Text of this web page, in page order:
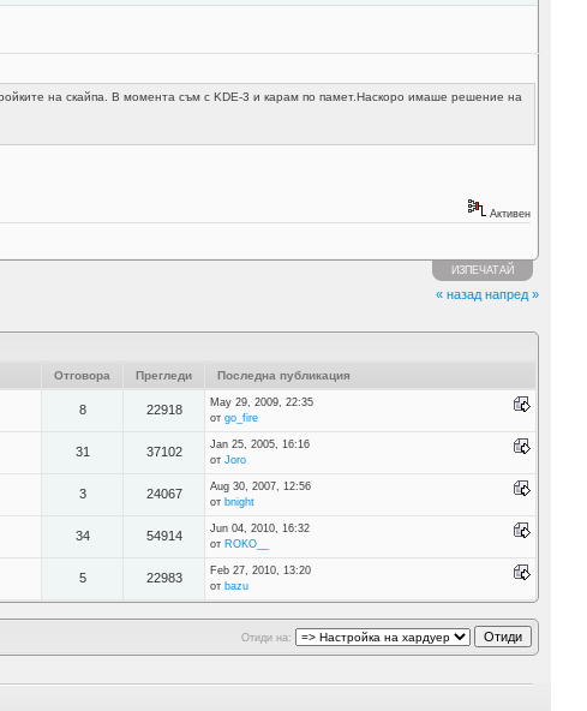
на скайпа. В момента съм с KDE-3 и карам по памет.Наскоро имаше решение на
Активен
ИЗПЕЧАТАЙ
« назад напред »
Отговора Прегледи Последна публикация
8 22918
May 29, 2009, 22:35
от go_fire
31 37102
Jan 25, 2005, 16:16
от Joro
3 24067
Aug 30, 2007, 12:56
от bnight
34 54914
Jun 04, 2010, 16:32
от ROKO__
5 22983
Feb 27, 2010, 13:20
от bazu
Отиди на: